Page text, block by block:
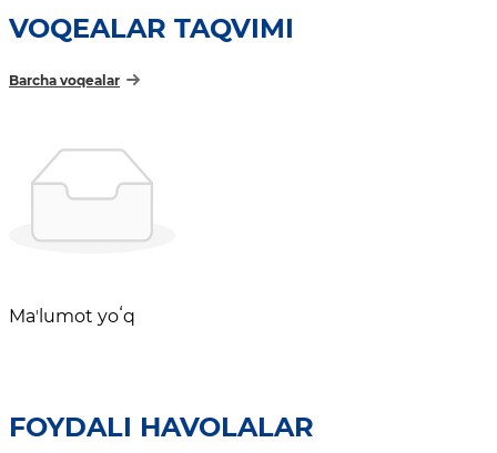
VOQEALAR TAQVIMI
Barcha voqealar
Maʼlumot yoʻq
FOYDALI HAVOLALAR